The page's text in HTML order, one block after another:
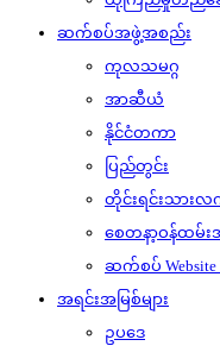
ဆက်စပ်အဖွဲ့အစည်း
ကုလသမဂ္ဂ
အာဆီယံ
နိုင်ငံတကာ
ပြည်တွင်း
တိုင်းရင်းသား
စေတနာ့ဝန်ထမ်း
ဆက်စပ် Website
အရင်းအမြစ်များ
ဥပဒေ